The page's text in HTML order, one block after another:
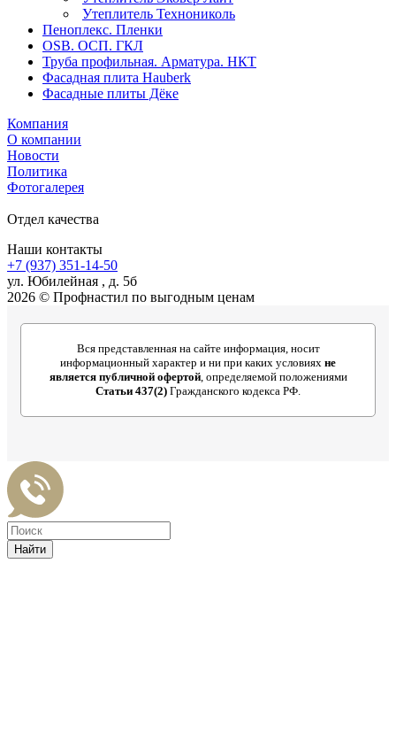
Утеплитель Технониколь
Пеноплекс. Пленки
OSB. ОСП. ГКЛ
Труба профильная. Арматура. НКТ
Фасадная плита Hauberk
Фасадные плиты Дёке
Компания
О компании
Новости
Политика
Фотогалерея
Отдел качества
Наши контакты
+7 (937) 351-14-50
ул. Юбилейная , д. 5б
2026 © Профнастил по выгодным ценам
Вся представленная на сайте информация, носит
информационный характер и ни при каких условиях не
является публичной офертой, определяемой положениями
Статьи 437(2) Гражданского кодекса РФ.
Найти